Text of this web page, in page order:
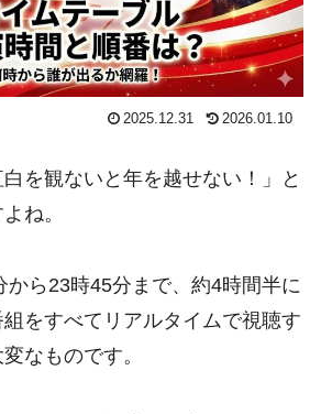
2025.12.31 2026.01.10
白を観ないと年を越せない！」と
ね。
から23時45分まで、約4時間半に
をすべてリアルタイムで視聴す
なものです。